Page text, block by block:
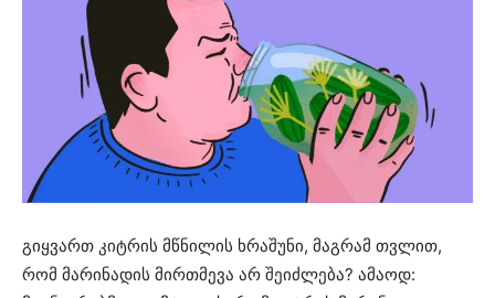
გიყვართ კიტრის მწნილის ხრაშუნი, მაგრამ თვლით,
რომ მარინადის მირთმევა არ შეიძლება? ამაოდ: